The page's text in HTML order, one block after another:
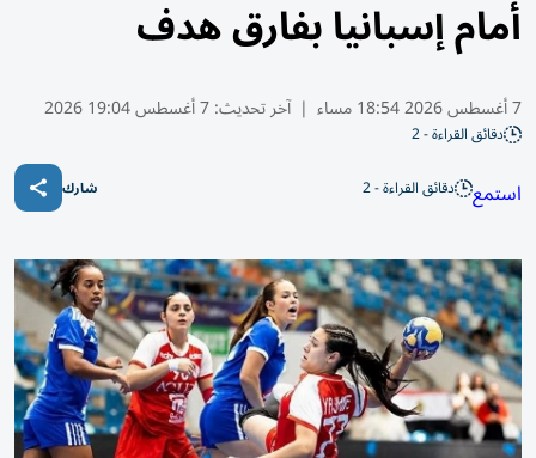
أمام إسبانيا بفارق هدف
7 أغسطس 2026 18:54 مساء | آخر تحديث:7 أغسطس 19:04 2026
دقائق القراءة - 2
استمع دقائق القراءة - 2 شارك